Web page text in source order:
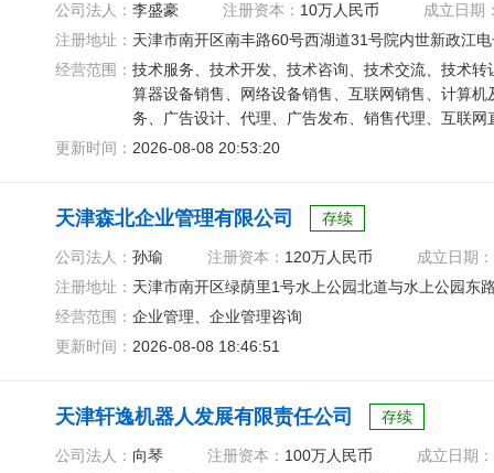
公司法人： 李盛豪 注册资本： 10万人民币
成立日期
注册地址： 天津市南开区南丰路60号西湖道31号院内世新政江
经营范围： 技术服务、技术开发、技术咨询、技术交流、技术
算器设备销售、网络设备销售、互联网销售、计算
务、广告设计、代理、广告发布、销售代理、互联网
更新时间： 2026-08-08 20:53:20
天津森北企业管理有限公司 存续
公司法人： 孙瑜 注册资本： 120万人民币
成立日期：
注册地址： 天津市南开区绿荫里1号水上公园北道与水上公园东
经营范围： 企业管理、企业管理咨询
更新时间： 2026-08-08 18:46:51
天津轩逸机器人发展有限责任公司 存续
公司法人： 向琴 注册资本： 100万人民币
成立日期：